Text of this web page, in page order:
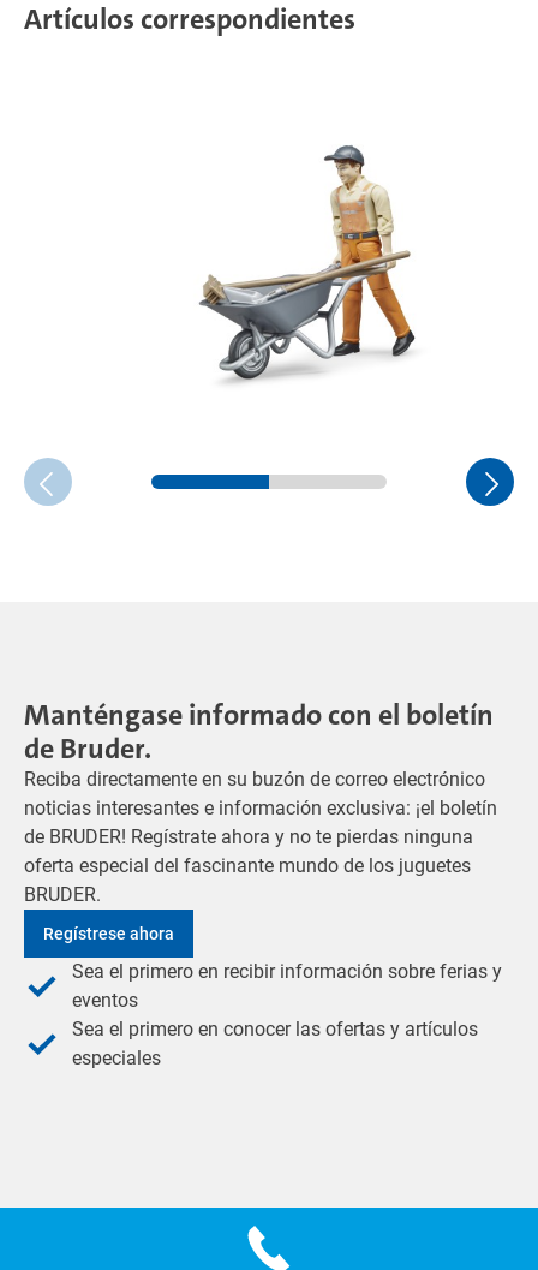
Artículos correspondientes
Manténgase informado con el boletín
de Bruder.
Reciba directamente en su buzón de correo electrónico
noticias interesantes e información exclusiva: ¡el boletín
de BRUDER! Regístrate ahora y no te pierdas ninguna
oferta especial del fascinante mundo de los juguetes
BRUDER.
Regístrese ahora
Sea el primero en recibir información sobre ferias y
eventos
Sea el primero en conocer las ofertas y artículos
especiales